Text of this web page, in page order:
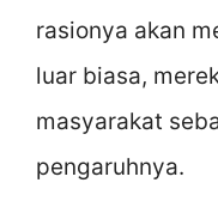
rasionya akan
luar biasa,
masyarakat
pengaruhnya.